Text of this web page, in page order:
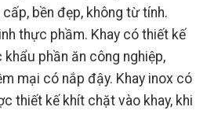
bền đẹp, không từ tính.
thực phầm. Khay có thiết kế
phần ăn công nghiệp,
mại có nắp đậy. Khay inox có
thiết kế khít chặt vào khay, khi